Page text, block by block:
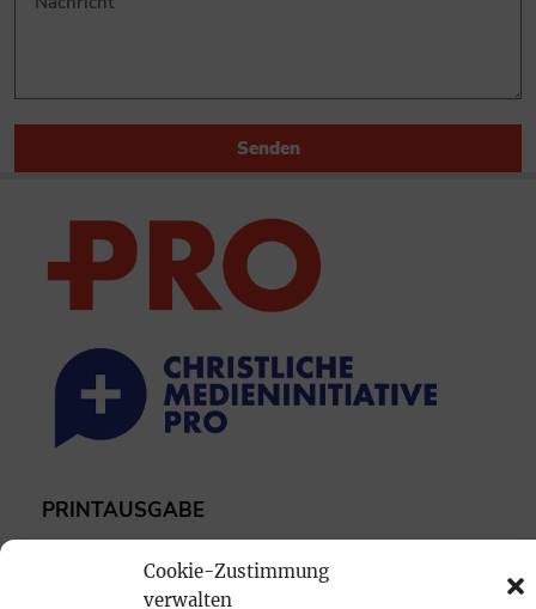
Cookie-Zustimmung
verwalten
Senden
PRINTAUSGABE
Mediadaten